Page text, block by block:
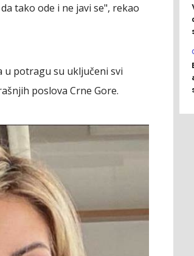
tako ode i ne javi se", rekao
u potragu su uključeni svi
poslova Crne Gore.